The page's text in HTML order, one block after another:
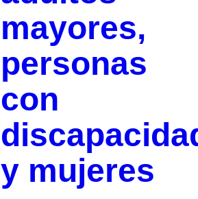
mayores,
personas
con
y mujeres